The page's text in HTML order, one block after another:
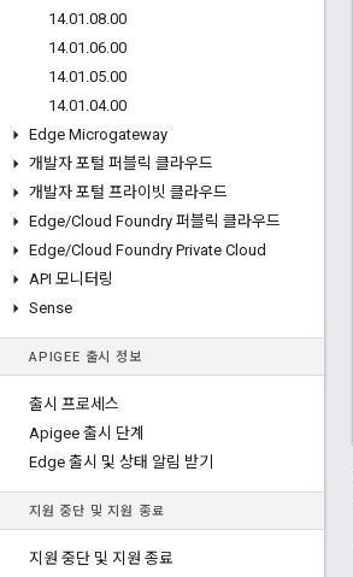
14.01 .08.00
14.01 .06.00
14.01 .05.00
14.01 .04.00
Edge Microgateway
개발자 포털 퍼블릭 클라우드
개발자 포털 프라이빗 클라우드
Edge/Cloud Foundry 퍼블릭 클라우드
Edge/Cloud Foundry Private Cloud
API 모니터링
Sense
APIGEE 출시 정보
출시 프로세스
Apigee 출시 단계
Edge 출시 및 상태 알림 받기
지원 중단 및 지원 종료
지원 중단 및 지원 종료